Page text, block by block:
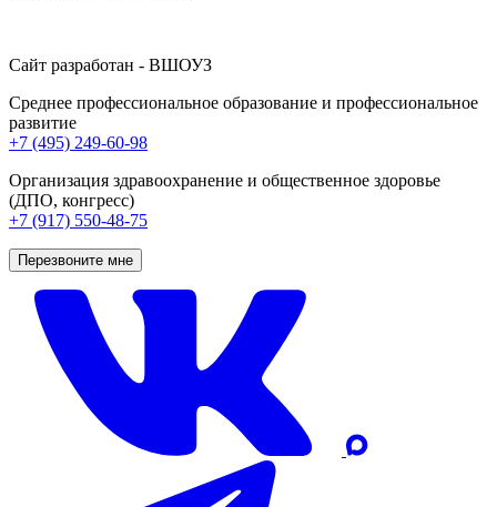
Сайт разработан - ВШОУЗ
Среднее профессиональное образование и профессиональное
развитие
+7 (495) 249-60-98
Организация здравоохранение и общественное здоровье
(ДПО, конгресс)
+7 (917) 550-48-75
Перезвоните мне